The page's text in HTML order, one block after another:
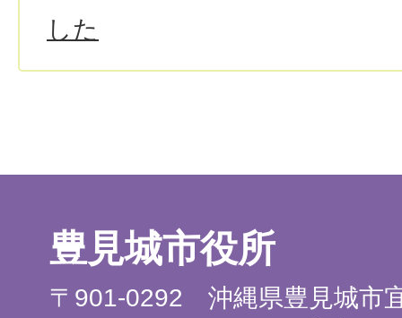
した
豊見城市役所
〒901-0292 沖縄県豊見城市